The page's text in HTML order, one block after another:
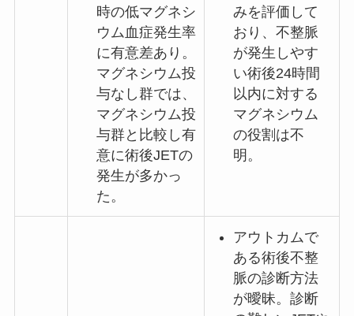
時の低マグネシ
ウム血症発生率
に有意差あり。
マグネシウム投
与なし群では、
マグネシウム投
与群と比較し有
意に術後JETの
発生が多かっ
た。
みを評価して
おり、不整脈
が発生しやす
い術後24時間
以内に対する
マグネシウム
の役割は不
明。
アウトカムで
ある術後不整
脈の診断方法
が曖昧。診断